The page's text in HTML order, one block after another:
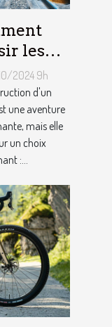
les
de
à
projet
2024 9h
d'un
une aventure
mais elle
un choix
:...